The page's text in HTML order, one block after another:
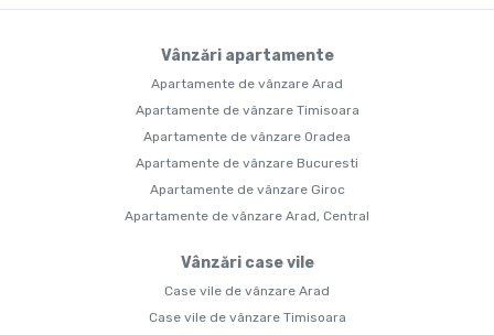
Vânzări apartamente
Apartamente de vânzare Arad
Apartamente de vânzare Timisoara
Apartamente de vânzare Oradea
Apartamente de vânzare Bucuresti
Apartamente de vânzare Giroc
Apartamente de vânzare Arad, Central
Vânzări case vile
Case vile de vânzare Arad
Case vile de vânzare Timisoara